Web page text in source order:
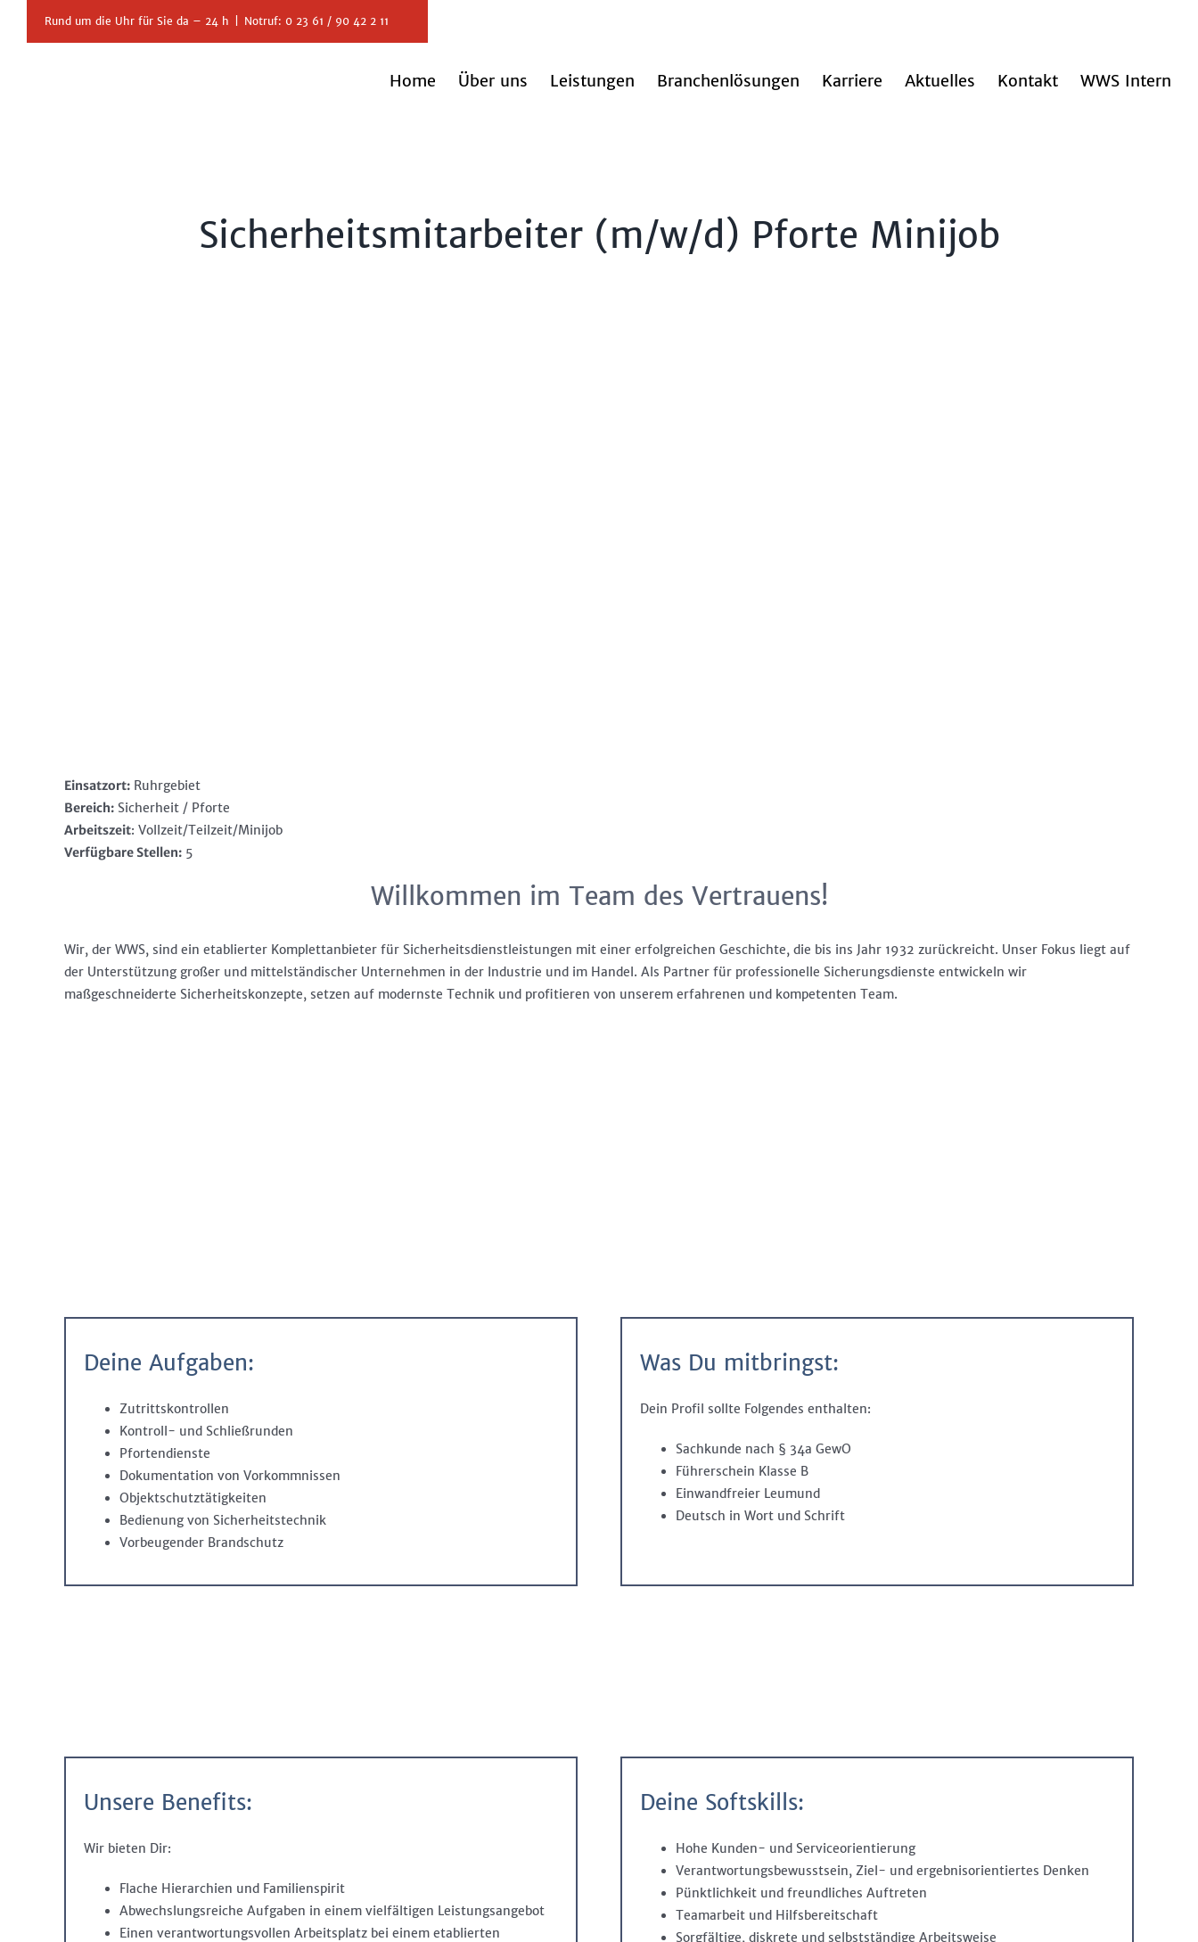
Rund um die Uhr für Sie da – 24 h Notruf: 0 23 61 / 90 42 2 11
Home Über uns Leistungen Branchenlösungen Karriere Aktuelles Kontakt WWS Intern
Sicherheitsmitarbeiter (m/w/d) Pforte Minijob
Einsatzort:Ruhrgebiet
Bereich:Sicherheit / Pforte
Arbeitszeit: Vollzeit/Teilzeit/Minijob
Verfügbare Stellen:5
Willkommen im Team des Vertrauens!
Wir, der WWS, sind ein etablierter Komplettanbieter für Sicherheitsdienstleistungen mit einer erfolgreichen Geschichte, die bis ins Jahr 1932 zurückreicht. Unser Fokus liegt auf
der Unterstützung großer und mittelständischer Unternehmen in der Industrie und im Handel. Als Partner für professionelle Sicherungsdienste entwickeln wir
maßgeschneiderte Sicherheitskonzepte, setzen auf modernste Technik und profitieren von unserem erfahrenen und kompetenten Team.
Deine Aufgaben:
Zutrittskontrollen
Kontroll- und Schließrunden
Pfortendienste
Dokumentation von Vorkommnissen
Objektschutztätigkeiten
Bedienung von Sicherheitstechnik
Vorbeugender Brandschutz
Was Du mitbringst:
Dein Profil sollte Folgendes enthalten:
Sachkunde nach § 34a GewO
Führerschein Klasse B
Einwandfreier Leumund
Deutsch in Wort und Schrift
Unsere Benefits:
Wir bieten Dir:
Flache Hierarchien und Familienspirit
Abwechslungsreiche Aufgaben in einem vielfältigen Leistungsangebot
Einen verantwortungsvollen Arbeitsplatz bei einem etablierten
Deine Softskills:
Hohe Kunden- und Serviceorientierung
Verantwortungsbewusstsein, Ziel- und ergebnisorientiertes Denken
Pünktlichkeit und freundliches Auftreten
Teamarbeit und Hilfsbereitschaft
Sorgfältige, diskrete und selbstständige Arbeitsweise